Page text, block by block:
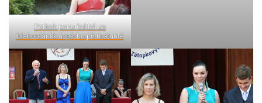
Potlesk panu řediteli za
blahopřání k úspěchu při maturitě